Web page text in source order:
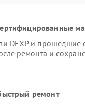
DEXP и прошедшие
ремонта и
ремонт